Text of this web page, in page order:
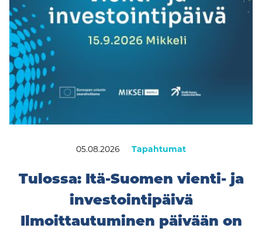
05.08.2026 Tapahtumat
Tulossa: Itä-Suomen vienti- ja
investointipäivä
Ilmoittautuminen päivään on